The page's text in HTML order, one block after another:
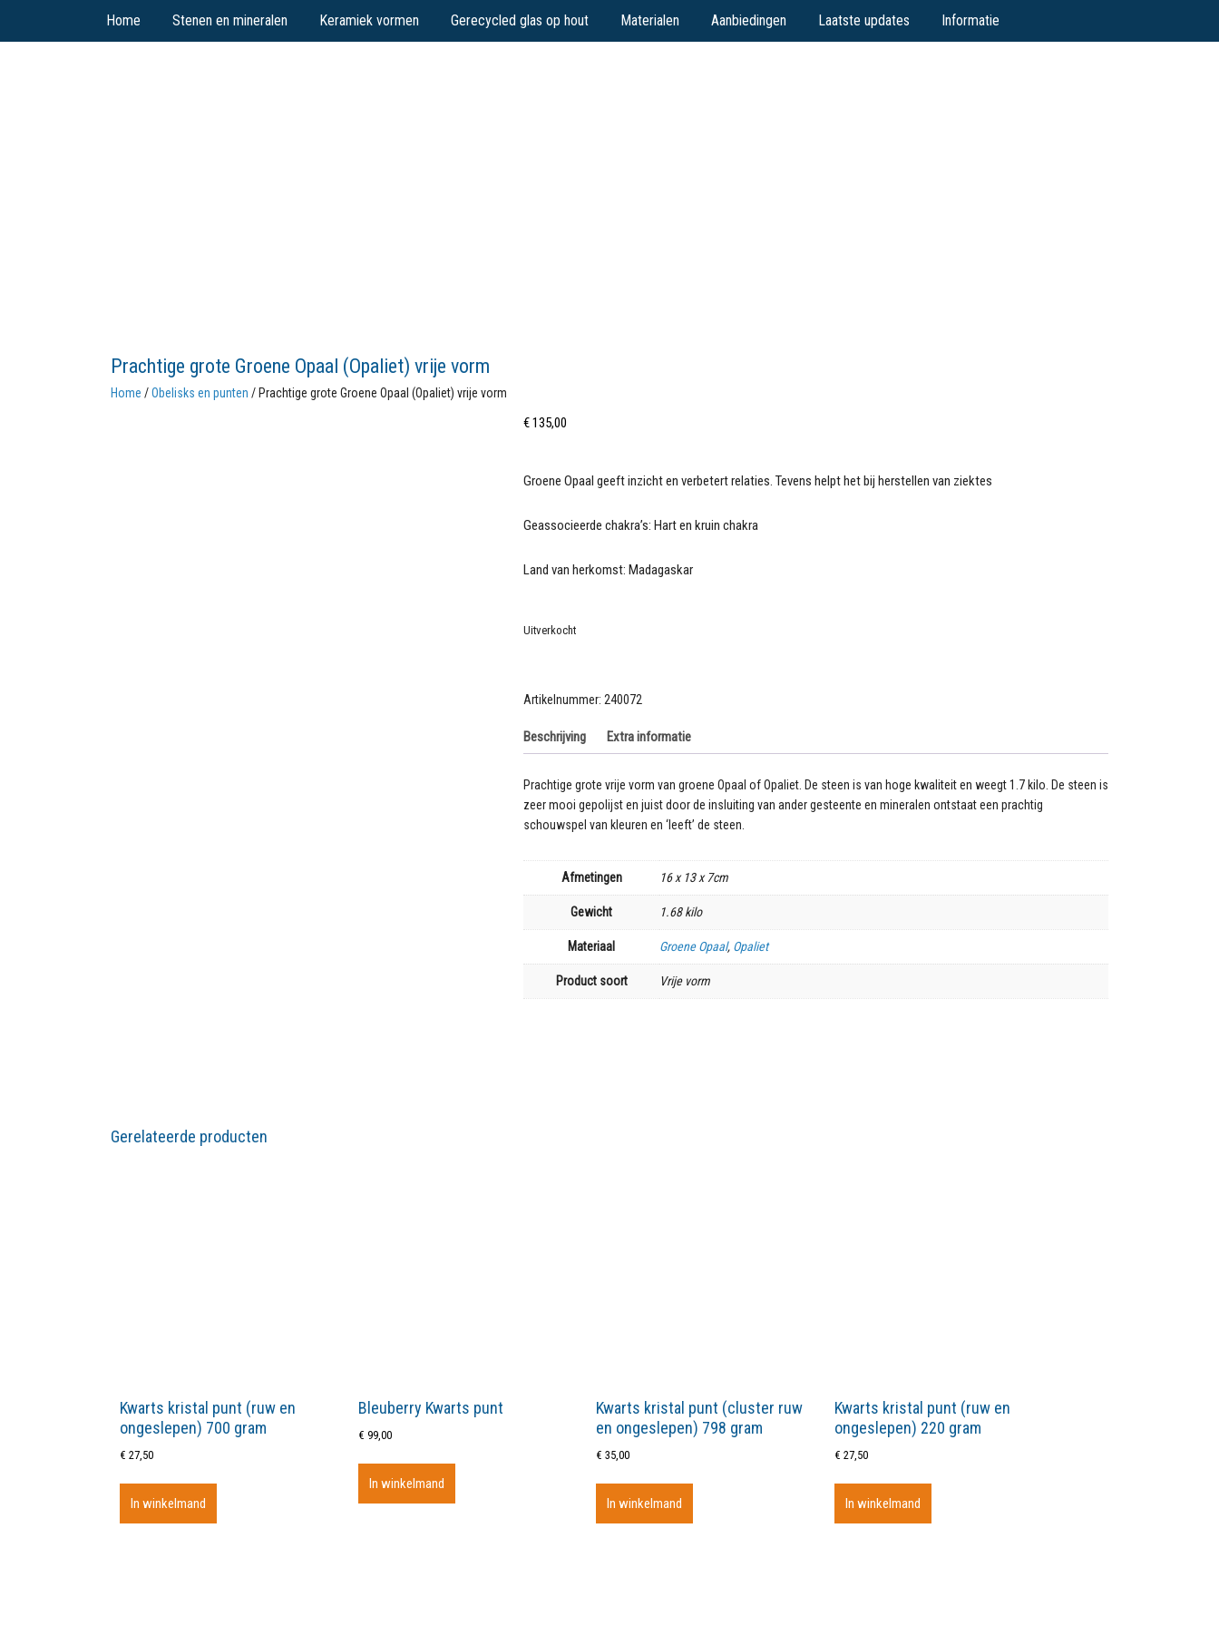
Home Stenen en mineralen Keramiek vormen Gerecycled glas op hout Materialen Aanbiedingen Laatste updates Informatie
Prachtige grote Groene Opaal (Opaliet) vrije vorm
Home /Obelisks en punten / Prachtige grote Groene Opaal (Opaliet) vrije vorm
€135,00
Groene Opaal geeft inzicht en verbetert relaties. Tevens helpt het bij herstellen van ziektes
Geassocieerde chakra’s: Hart en kruin chakra
Land van herkomst: Madagaskar
Uitverkocht
Artikelnummer: 240072
Beschrijving Extra informatie
Prachtige grote vrije vorm van groene Opaal of Opaliet. De steen is van hoge kwaliteit en weegt 1.7 kilo. De steen is
zeer mooi gepolijst en juist door de insluiting van ander gesteente en mineralen ontstaat een prachtig
schouwspel van kleuren en ‘leeft’ de steen.
Afmetingen 16 x 13 x 7cm
Gewicht 1.68 kilo
Materiaal Groene Opaal, Opaliet
Product soort Vrije vorm
Gerelateerde producten
Kwarts kristal punt (ruw en
ongeslepen) 700 gram
€ 27,50
In winkelmand
Bleuberry Kwarts punt
€ 99,00
In winkelmand
Kwarts kristal punt (cluster ruw
en ongeslepen) 798 gram
€ 35,00
In winkelmand
Kwarts kristal punt (ruw en
ongeslepen) 220 gram
€ 27,50
In winkelmand